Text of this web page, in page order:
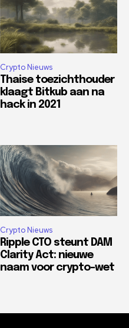
Crypto Nieuws
Thaise toezichthouder
klaagt Bitkub aan na
hack in 2021
Crypto Nieuws
Ripple CTO steunt DAM
Clarity Act: nieuwe
naam voor crypto-wet